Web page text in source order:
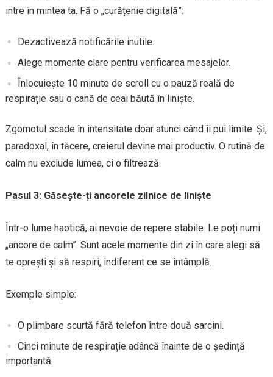
intre în mintea ta. Fă o „curățenie digitală”:
Dezactivează notificările inutile.
Alege momente clare pentru verificarea mesajelor.
Înlocuiește 10 minute de scroll cu o pauză reală de
respirație sau o cană de ceai băută în liniște.
Zgomotul scade în intensitate doar atunci când îi pui limite. Și,
paradoxal, în tăcere, creierul devine mai productiv. O rutină de
calm nu exclude lumea, ci o filtrează.
Pasul 3: Găsește-ți ancorele zilnice de liniște
Într-o lume haotică, ai nevoie de repere stabile. Le poți numi
„ancore de calm”. Sunt acele momente din zi în care alegi să
te oprești și să respiri, indiferent ce se întâmplă.
Exemple simple:
O plimbare scurtă fără telefon între două sarcini.
Cinci minute de respirație adâncă înainte de o ședință
importantă.